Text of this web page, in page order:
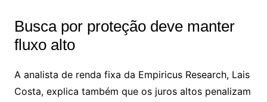
Busca por proteção deve manter
fluxo alto
A analista de renda fixa da Empiricus Research, Lais
Costa, explica também que os juros altos penalizam